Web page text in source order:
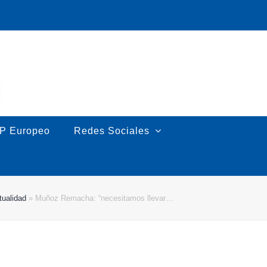
Europeo Redes Sociales
» Muñoz Remacha: “necesitamos llevar…